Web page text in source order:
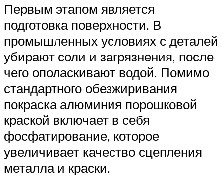
Первым этапом является
подготовка поверхности. В
промышленных условиях с деталей
убирают соли и загрязнения, после
чего ополаскивают водой. Помимо
стандартного обезжиривания
покраска алюминия порошковой
краской включает в себя
фосфатирование, которое
увеличивает качество сцепления
металла и краски.